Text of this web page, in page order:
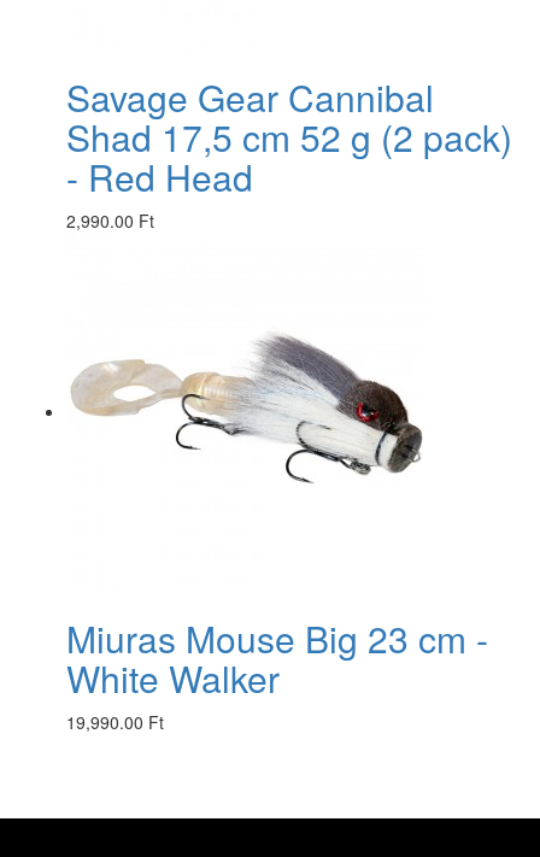
Savage Gear Cannibal
Shad 17,5 cm 52 g (2 pack)
- Red Head
2,990.00 Ft
Miuras Mouse Big 23 cm -
White Walker
19,990.00 Ft